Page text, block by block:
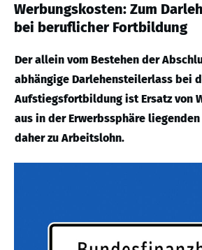
Werbungskosten: Zum
bei beruflicher Fortbildung
Der allein vom Bestehen der
abhängige Darlehensteilerlass bei
Aufstiegsfortbildung ist Ersatz von
aus in der Erwerbssphäre
daher zu Arbeitslohn.